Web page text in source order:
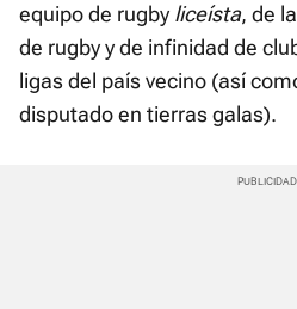
equipo de rugby liceísta, de
de rugby y de infinidad de
ligas del país vecino (así
disputado en tierras galas).